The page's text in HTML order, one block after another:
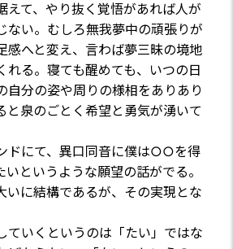
て、やり抜く覚悟があれば人が
ない。むしろ無我夢中の頑張りが
感へと変え、言わば夢三昧の境地
れる。寝ても醒めても、いつの日
自分の姿や周りの様相をありあり
と泉のごとく希望と勇気が湧いて
ドにて、異口同音に僕は○○を得
というような願望の話がでる。
いに結構であるが、その実現とな
いくというのは「たい」ではな